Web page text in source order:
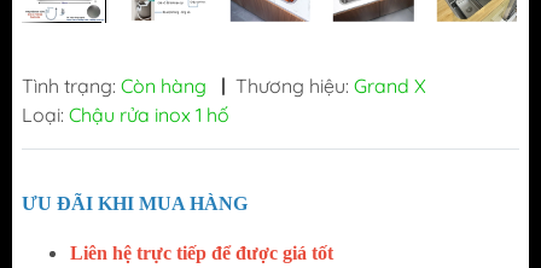
Tình trạng: Còn hàng | Thương hiệu: Grand X
Loại: Chậu rửa inox 1 hố
ƯU ĐÃI KHI MUA HÀNG
Liên hệ trực tiếp để được giá tốt